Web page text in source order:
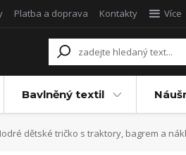
Platba a doprava Kontakty Více
Bavlněný textil
dětské tričko s traktory, bagrem a